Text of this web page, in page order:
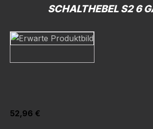
SCHALTHEBEL S2 6
52,96 €